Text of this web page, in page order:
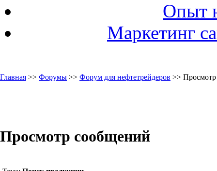
Опыт
Маркетинг
Главная >> Форумы >> Форум для нефтетрейдеров >>
Просмотр сообщений